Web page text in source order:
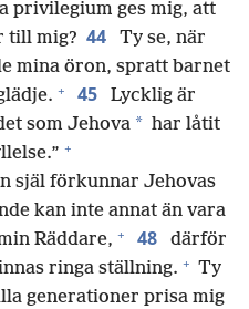
privilegium ges mig, att
till mig? 44
Ty se, när
mina öron, spratt barnet
+ 45
Lycklig är
som Jehova * har låtit
+
själ förkunnar Jehovas
kan inte annat än vara
Räddare, + 48
därför
ringa ställning. + Ty
generationer prisa mig